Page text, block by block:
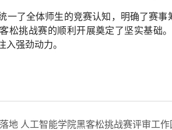
一了全体师生的竞赛认知，明确了赛
松挑战赛的顺利开展奠定了坚实基础
入强劲动力。
地 人工智能学院黑客松挑战赛评审工